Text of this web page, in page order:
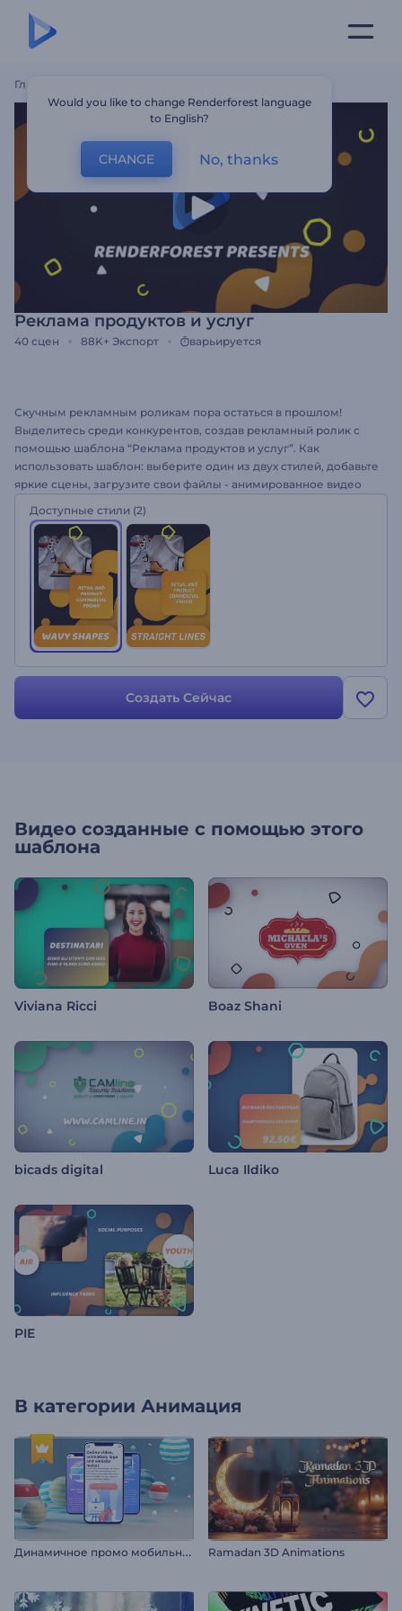
Главная
Реклама продуктов и услуг
40 сцен 88K+ Экспорт варьируется
Скучным рекламным роликам пора остаться в прошлом!
Выделитесь среди конкурентов, создав рекламный ролик с
помощью шаблона “Реклама продуктов и услуг”. Как
использовать шаблон: выберите один из двух стилей, добавьте
яркие сцены, загрузите свои файлы - анимированное видео
создания рекламы магазинов и услуг, портфолио компаний,
маркетинговых и коммерческих видеороликов и многого
другого. Придайте своему бизнесу цвета и яркого настроения
- попробуйте создать ролик!
Доступные стили (2)
Создать Сейчас
Видео созданные с помощью этого
шаблона
Viviana Ricci Boaz Shani
bicads digital Luca Ildiko
PIE
В категории Анимация
Д
инамичное промо мобильного приложения Ramadan 3D Animations
Would you like to change Renderforest language
to English?
CHANGE No, thanks